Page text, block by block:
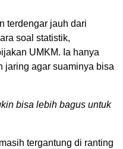
terdengar jauh dari
soal statistik,
UMKM. Ia hanya
jaring agar suaminya bisa
bisa lebih bagus untuk
tergantung di ranting